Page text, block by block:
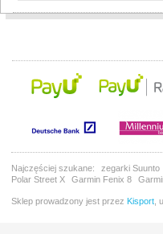
Najczęściej szukane: zegarki Suunto
Polar Street X
Garmin Fenix 8
Sklep prowadzony jest przez Kisport ,